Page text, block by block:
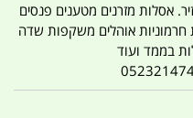
אסלות מזרנים מטענים פנסים
חרמוניות אוהלים משקפות שדה
בממד ועוד